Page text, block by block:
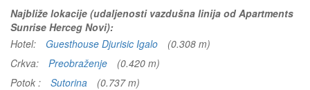
Najbliže lokacije (udaljenosti vazdušna linija od Apartments
Sunrise Herceg Novi):
Hotel:
Guesthouse Djurisic Igalo
(0.308 m)
Crkva:
Preobraženje
(0.420 m)
Potok :
Sutorina
(0.737 m)